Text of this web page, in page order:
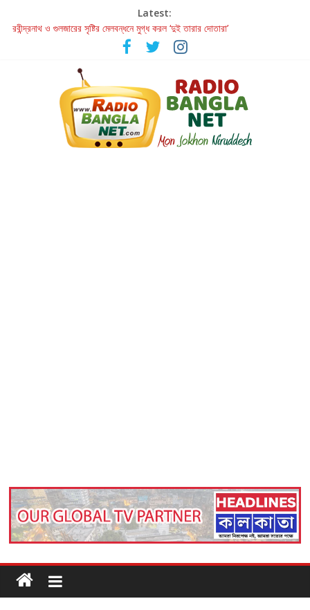
Latest:
রবীন্দ্রনাথ ও গুলজারের সৃষ্টির মেলবন্ধনে মুগ্ধ করল ‘দুই তারার দোতারা’
কলের গান থেকে রীলস্ — বাঙালির গান শোনার বিবর্তনের গল্প
জগন্নাথমঙ্গলম্ — বাংলায় প্রথমবার মঞ্চে এবার রথযাত্রার উদযাপন
Retribution: A Thought-Provoking Short Film That Challenges
Our Understanding of Justice
হাওয়া বদলের টলিউডে ‘তুমি এলে তাই’